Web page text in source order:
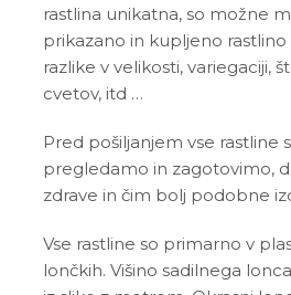
rastlina unikatna, so možne
prikazano in kupljeno
razlike v velikosti, variegaciji,
cvetov, itd …
Pred pošiljanjem vse rastline
pregledamo in zagotovimo,
zdrave in čim bolj podobne
Vse rastline so primarno v
lončkih. Višino sadilnega